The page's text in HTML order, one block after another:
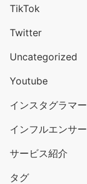
TikTok
Twitter
Uncategorized
Youtube
インスタグラマー
インフルエンサー
サービス紹介
タグ